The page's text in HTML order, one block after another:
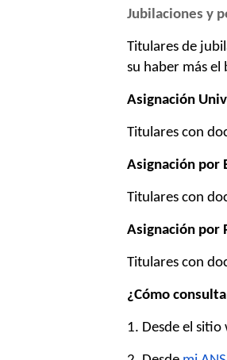
Jubilaciones y
Titulares de
su haber más el
Asignación
Titulares con
Asignación por
Titulares con
Asignación por
Titulares con
¿Cómo
1. Desde el sitio